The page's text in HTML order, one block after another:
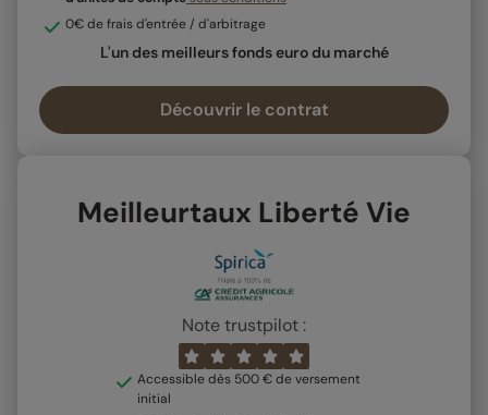
0€ de frais d'entrée / d'arbitrage
L'un des meilleurs fonds euro du marché
Découvrir le contrat
Meilleurtaux Liberté Vie
Note trustpilot :
Accessible dès 500 € de versement
initial